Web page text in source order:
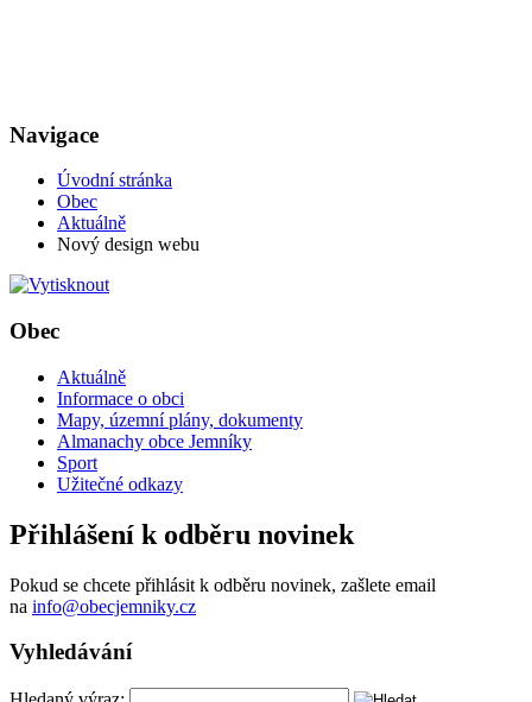
Navigace
Úvodní stránka
Obec
Aktuálně
Nový design webu
Obec
Aktuálně
Informace o obci
Mapy, územní plány, dokumenty
Almanachy obce Jemníky
Sport
Užitečné odkazy
Přihlášení k odběru novinek
Pokud se chcete přihlásit k odběru novinek, zašlete email
na info@obecjemniky.cz
Vyhledávání